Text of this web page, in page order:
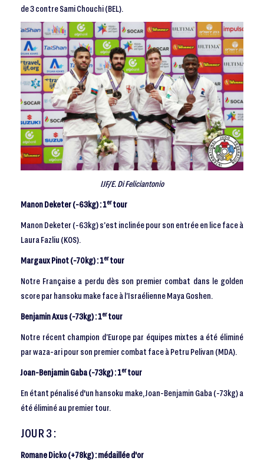
de 3 contre Sami Chouchi (BEL).
IJF/E. Di Feliciantonio
Manon Deketer (-63kg) : 1ertour
Manon Deketer (-63kg) s’est inclinée pour son entrée en lice face à
Laura Fazliu (KOS).
Margaux Pinot (-70kg) : 1ertour
Notre Française a perdu dès son premier combat dans le golden
score par hansoku make face à l’Israélienne Maya Goshen.
Benjamin Axus (-73kg) : 1ertour
Notre récent champion d’Europe par équipes mixtes a été éliminé
par waza-ari pour son premier combat face à Petru Pelivan (MDA).
Joan-Benjamin Gaba (-73kg) : 1ertour
En étant pénalisé d'un hansoku make, Joan-Benjamin Gaba (-73kg) a
été éliminé au premier tour.
JOUR 3 :
Romane Dicko (+78kg) : médaillée d'or